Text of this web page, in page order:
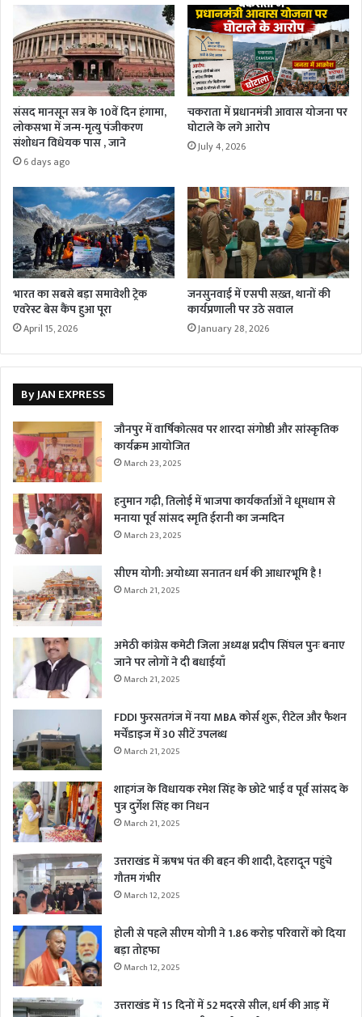
संसद मानसून सत्र के 10वें दिन हंगामा,
लोकसभा में जन्म-मृत्यु पंजीकरण
संशोधन विधेयक पास , जाने
6 days ago
चकराता में प्रधानमंत्री आवास योजना पर
घोटाले के लगे आरोप
July 4, 2026
भारत का सबसे बड़ा समावेशी ट्रेक
एवरेस्ट बेस कैंप हुआ पूरा
April 15, 2026
जनसुनवाई में एसपी सख़्त, थानों की
कार्यप्रणाली पर उठे सवाल
January 28, 2026
By JAN EXPRESS
जौनपुर में वार्षिकोत्सव पर शारदा संगोष्ठी और सांस्कृतिक
कार्यक्रम आयोजित
March 23, 2025
हनुमान गढ़ी, तिलोई में भाजपा कार्यकर्ताओं ने धूमधाम से
मनाया पूर्व सांसद स्मृति ईरानी का जन्मदिन
March 23, 2025
सीएम योगी: अयोध्या सनातन धर्म की आधारभूमि है !
March 21, 2025
अमेठी कांग्रेस कमेटी जिला अध्यक्ष प्रदीप सिंघल पुनः बनाए
जाने पर लोगों ने दी बधाईयाँ
March 21, 2025
FDDI फुरसतगंज में नया MBA कोर्स शुरू, रीटेल और फैशन
मर्चेंडाइज में 30 सीटें उपलब्ध
March 21, 2025
शाहगंज के विधायक रमेश सिंह के छोटे भाई व पूर्व सांसद के
पुत्र दुर्गेश सिंह का निधन
March 21, 2025
उत्तराखंड में ऋषभ पंत की बहन की शादी, देहरादून पहुंचे
गौतम गंभीर
March 12, 2025
होली से पहले सीएम योगी ने 1.86 करोड़ परिवारों को दिया
बड़ा तोहफा
March 12, 2025
उत्तराखंड में 15 दिनों में 52 मदरसे सील, धर्म की आड़ में